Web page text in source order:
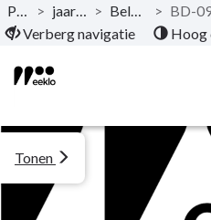
Naar hoofdinhoud
Publicaties > jaarrekening 2022 > Beleidsdoelstelling >
Verberg navigatie
Hoog
Tonen